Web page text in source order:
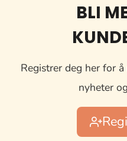
BLI
Registrer deg her for
nyheter